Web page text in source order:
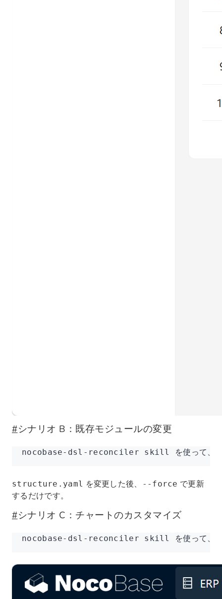
#シナリオ B：既存モジュールの変更
nocobase-dsl-reconciler skill を使って、チケッ
structure.yaml を変更した後、 --force で更新
するだけです。
#シナリオ C：チャートのカスタマイズ
nocobase-dsl-reconciler skill を使って、ダッシ